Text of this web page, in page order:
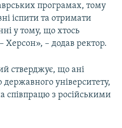
програмах, тому
іспити та отримати
у тому, що хтось
Херсон», – додав ректор.
стверджує, що ані
університету,
співпрацю з російськими